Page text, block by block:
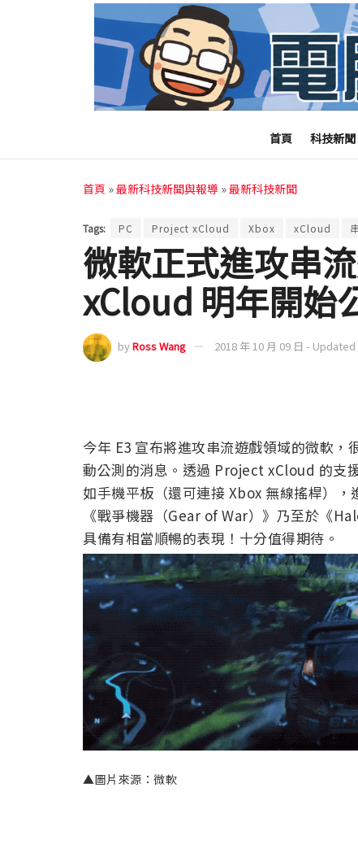
首頁 科技新聞
首頁 »最新科技新聞與報導 »最新科技新聞
Tags: PC Project xCloud Xbox xCloud
微軟正式進攻串
xCloud 明年開始
byRoss Wang 2018 年 10 月 09 日 - Updated
今年 E3 宣布將進攻串流遊戲領域的微軟
動公測的消息。透過 Project xCloud 的支
如手機平板（還可連接 Xbox 無線搖桿）
《戰爭機器（Gear of War）》乃至於《
具備有相當順暢的表現！十分值得期待。
▲圖片來源：微軟